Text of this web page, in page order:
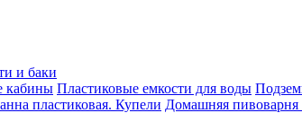
и баки
кабины Пластиковые емкости для воды
пластиковая. Купели Домашняя